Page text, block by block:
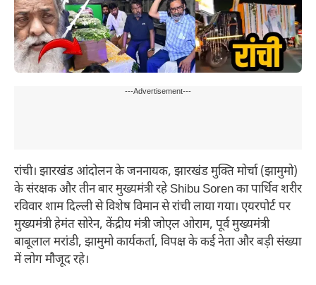
---Advertisement---
रांची। झारखंड आंदोलन के जननायक, झारखंड मुक्ति मोर्चा (झामुमो)
के संरक्षक और तीन बार मुख्यमंत्री रहे Shibu Soren का पार्थिव शरीर
रविवार शाम दिल्ली से विशेष विमान से रांची लाया गया। एयरपोर्ट पर
मुख्यमंत्री हेमंत सोरेन, केंद्रीय मंत्री जोएल ओराम, पूर्व मुख्यमंत्री
बाबूलाल मरांडी, झामुमो कार्यकर्ता, विपक्ष के कई नेता और बड़ी संख्या
में लोग मौजूद रहे।